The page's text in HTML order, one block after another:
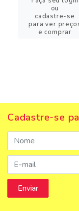
ou
cadastre-se
para ver
e comprar
Cadastre-se